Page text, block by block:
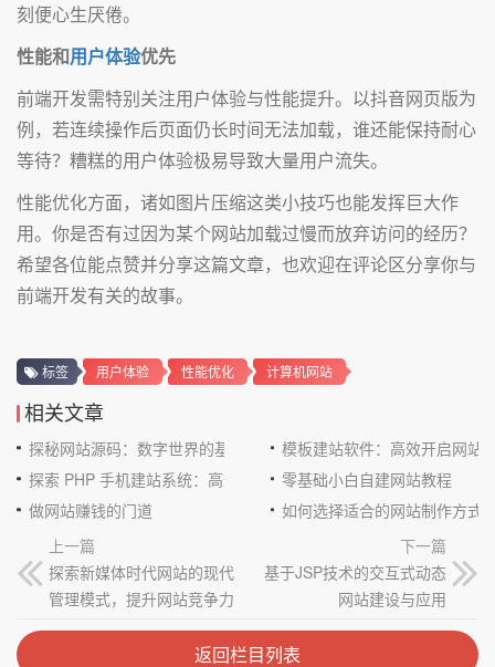
刻便心生厌倦。
性能和用户体验优先
前端开发需特别关注用户体验与性能提升。以抖音网页版为
例，若连续操作后页面仍长时间无法加载，谁还能保持耐心
等待？糟糕的用户体验极易导致大量用户流失。
性能优化方面，诸如图片压缩这类小技巧也能发挥巨大作
用。你是否有过因为某个网站加载过慢而放弃访问的经历？
希望各位能点赞并分享这篇文章，也欢迎在评论区分享你与
前端开发有关的故事。
标签 用户体验 性能优化 计算机网站
相关文章
探秘网站源码：数字世界的基石
模板建站软件：高效开启网站
探索 PHP 手机建站系统：高效与便捷的完美结合零基础小白自建网站教程
做网站赚钱的门道
如何选择适合的网站制作方式
上一篇
探索新媒体时代网站的现代
管理模式，提升网站竞争力
下一篇
基于JSP技术的交互式动态
网站建设与应用
返回栏目列表